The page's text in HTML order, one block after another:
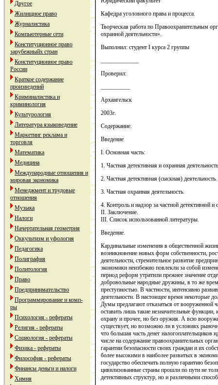
Другое
Жилищное право
Журналистика
Компьютерные сети
Конституционное право
зарубежныйх стран
Конституционное право
России
Краткое содержание
произведений
Криминалистика и
криминология
Культурология
Литература языковедение
Маркетинг реклама и
торговля
Математика
Медицина
Международные отношения и
мировая экономика
Менеджмент и трудовые
отношения
Музыка
Налоги
Начертательная геометрия
Оккультизм и уфология
Педагогика
Полиграфия
Политология
Право
Предпринимательство
Программирование и комп-
ры
Психология - рефераты
Религия - рефераты
Социология - рефераты
Физика - рефераты
Философия - рефераты
Финансы деньги и налоги
Химия
Кафедра уголовного права и процесса.
Творческая работа по Правоохранительным
охранной деятельности».
Выполнил: студент I курса 2 группы
Проверил:
Архангельск
2003г.
Содержание.
Введение
I. Основная часть:
1. Частная детективная и охранная
2. Частная детективная (сыскная) деятельность.
3. Частная охранная деятельность.
4. Контроль и надзор за частной детективной и
II. Заключение.
III. Список использованной литературы.
Введение.
Кардинальные изменения в общественной
возникновение новых форм собственности,
деятельности, стремительное развитие
экономики неизбежно повлекли за собой
период реформ утратили прежнее значение
добровольные народные дружины, в то же
преступностью. В частности, интенсивно
деятельности. В настоящее время некоторые
Думы предлагают отказаться от вооруженной
оставить лишь такие незначительные
охрану и прочее, но без оружия. А всю
существует, но возможно ли в условиях
что большая часть денег налогоплательщиков
числе на содержание правоохранительных
гарантии безопасности своих граждан и их
более высокими в наиболее развитых в
государство обеспечить полную гарантию
цивилизованные страны прошли по пути не
детективных структур, но и различными